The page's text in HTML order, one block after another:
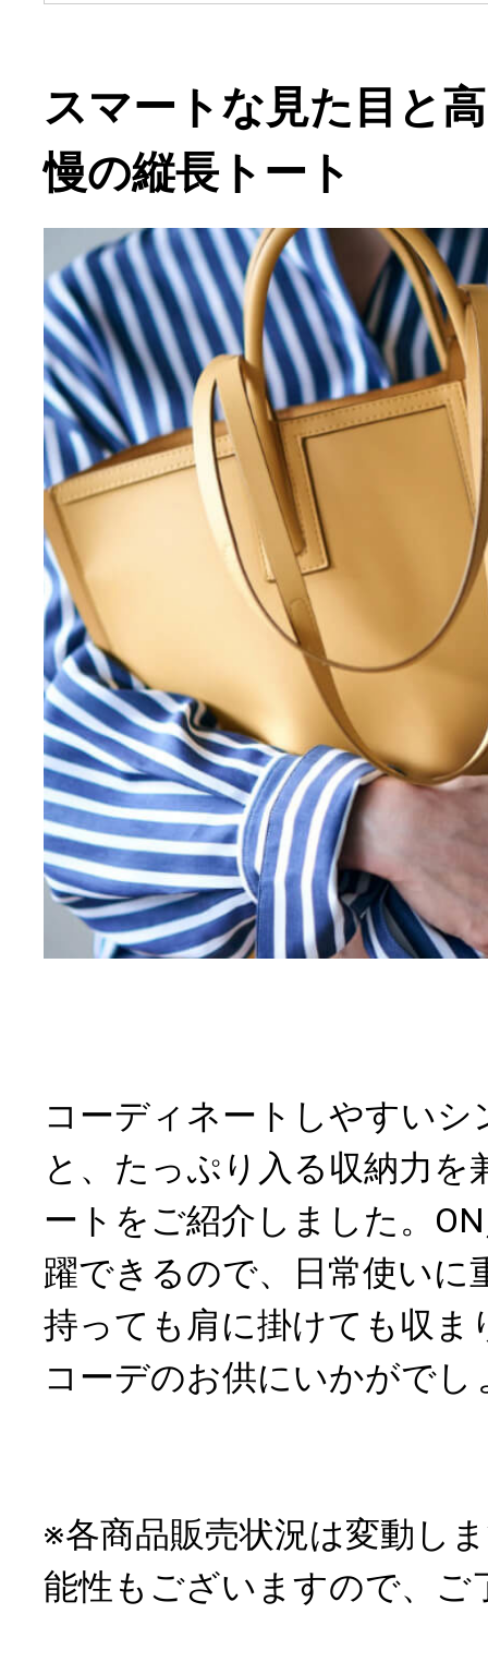
スマートな見た目と
慢の縦長トート
コーディネートしやすい
と、たっぷり入る収納力を
ートをご紹介しました。
躍できるので、日常使いに
持っても肩に掛けても収ま
コーデのお供にいかがでし
※各商品販売状況は変動し
能性もございますので、ご